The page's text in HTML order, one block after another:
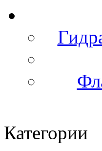
Категории